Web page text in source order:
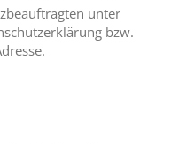
unter
bzw.